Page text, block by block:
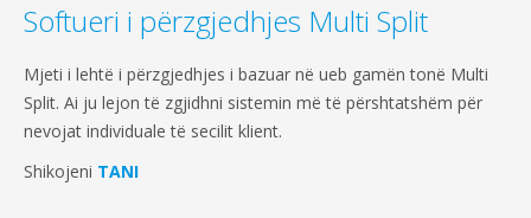
Softueri i përzgjedhjes Multi Split
Mjeti i lehtë i përzgjedhjes i bazuar në ueb gamën tonë Multi
Split. Ai ju lejon të zgjidhni sistemin më të përshtatshëm për
nevojat individuale të secilit klient.
Shikojeni TANI